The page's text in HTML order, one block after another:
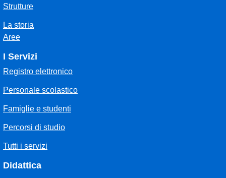
Strutture
La storia
Aree
I Servizi
Registro elettronico
Personale scolastico
Famiglie e studenti
Percorsi di studio
Tutti i servizi
Didattica